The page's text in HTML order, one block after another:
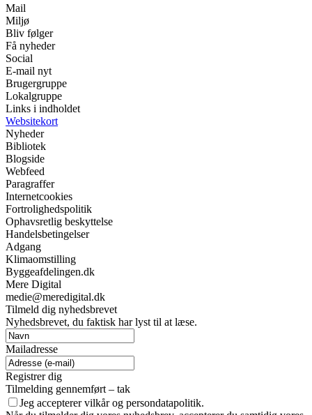
Mail
Miljø
Bliv følger
Få nyheder
Social
E-mail nyt
Brugergruppe
Lokalgruppe
Links i indholdet
Websitekort
Nyheder
Bibliotek
Blogside
Webfeed
Paragraffer
Internetcookies
Fortrolighedspolitik
Ophavsretlig beskyttelse
Handelsbetingelser
Adgang
Klimaomstilling
Byggeafdelingen.dk
Mere Digital
medie@meredigital.dk
Tilmeld dig nyhedsbrevet
Nyhedsbrevet, du faktisk har lyst til at læse.
Mailadresse
Registrer dig
Tilmelding gennemført – tak
Jeg accepterer vilkår og persondatapolitik.